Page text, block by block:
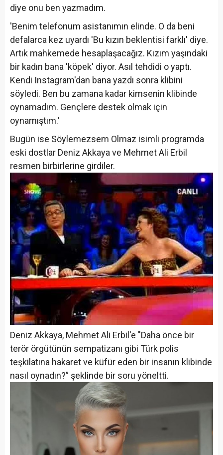
diye onu ben yazmadım.
'Benim telefonum asistanımın elinde. O da beni
defalarca kez uyardı 'Bu kızın beklentisi farklı' diye.
Artık mahkemede hesaplaşacağız. Kızım yaşındaki
bir kadın bana 'köpek' diyor. Asıl tehdidi o yaptı.
Kendi Instagram'dan bana yazdı sonra klibini
söyledi. Ben bu zamana kadar kimsenin klibinde
oynamadım. Gençlere destek olmak için
oynamıştım.'
Bugün ise Söylemezsem Olmaz isimli programda
eski dostlar Deniz Akkaya ve Mehmet Ali Erbil
resmen birbirlerine girdiler.
Deniz Akkaya, Mehmet Ali Erbil'e "Daha önce bir
terör örgütünün sempatizanı gibi Türk polis
teşkilatına hakaret ve küfür eden bir insanın klibinde
nasıl oynadın?” şeklinde bir soru yöneltti.